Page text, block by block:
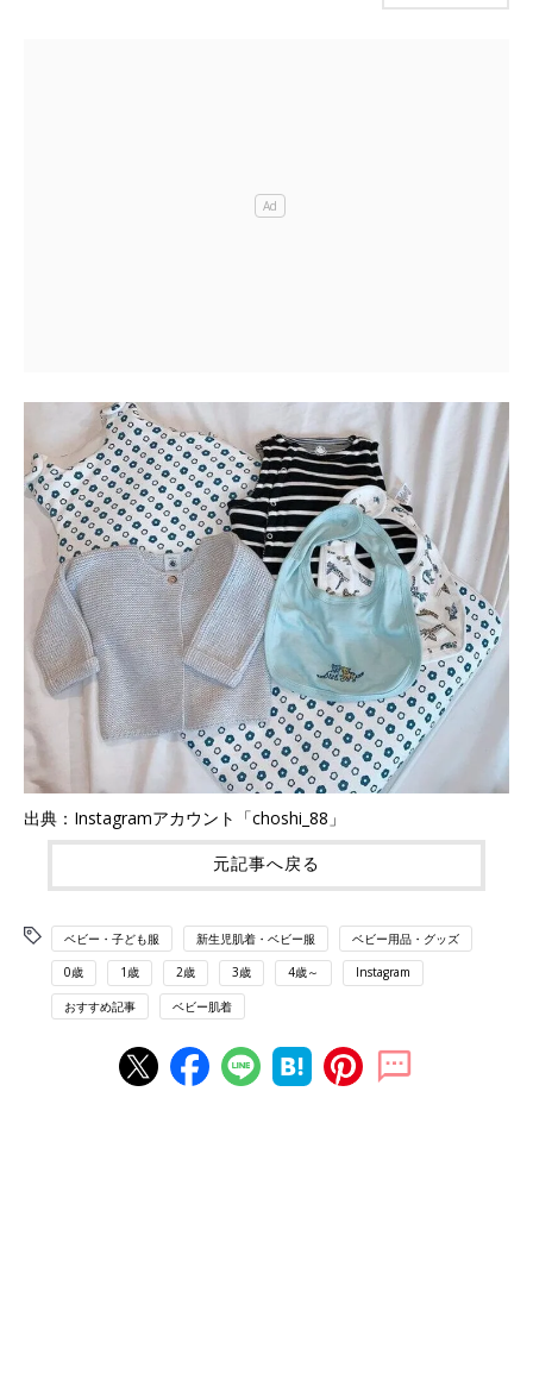
出典：Instagramアカウント「choshi_88」
元記事へ戻る
ベビー・子ども服 新生児肌着・ベビー服 ベビー用品・グッズ
0歳 1歳 2歳 3歳 4歳～ Instagram
おすすめ記事 ベビー肌着